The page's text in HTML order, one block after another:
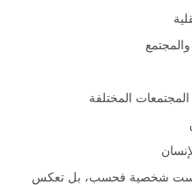
والمجتمع
المجتمعات المختلفة
ليست شخصية فحسب، بل تعكس